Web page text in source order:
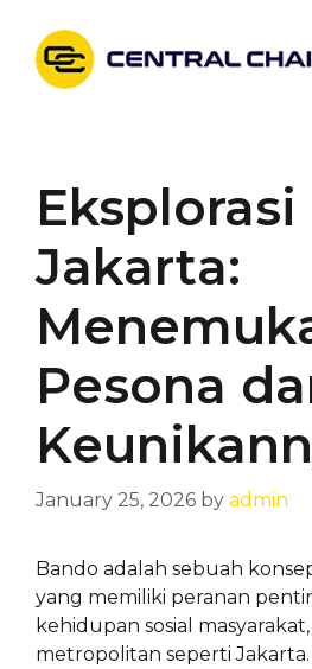
content
Jakarta:
Pesona
January 25, 2026 by admin
Bando adalah sebuah
yang memiliki peranan
kehidupan sosial
metropolitan seperti